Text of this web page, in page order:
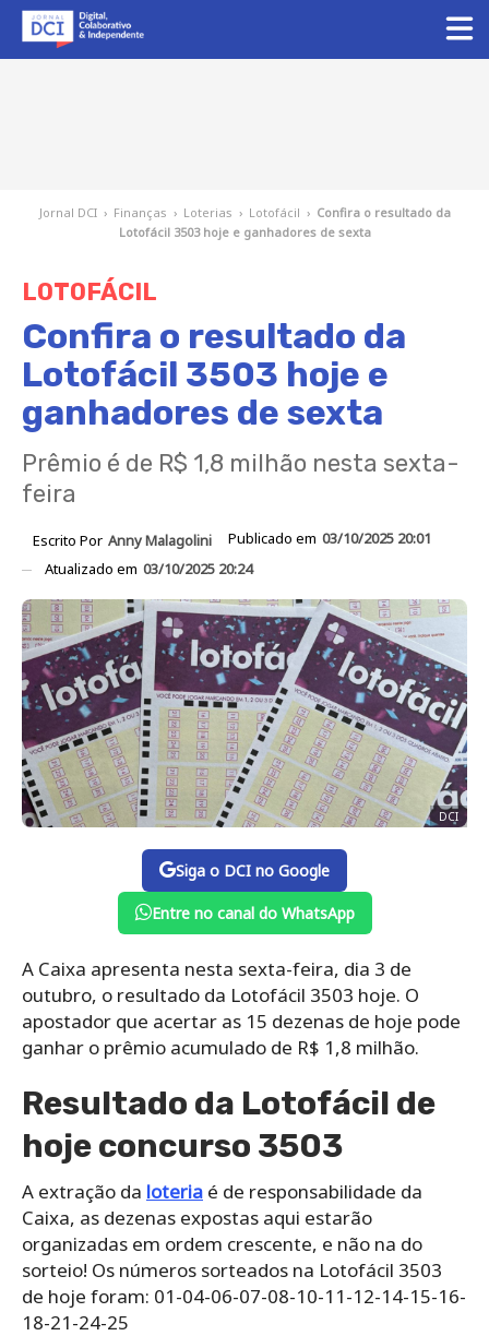
Jornal DCI › Finanças › Loterias › Lotofácil › Confira o resultado da
Lotofácil 3503 hoje e ganhadores de sexta
LOTOFÁCIL
Confira o resultado da
Lotofácil 3503 hoje e
ganhadores de sexta
Prêmio é de R$ 1,8 milhão nesta sexta-
feira
Escrito Por Anny Malagolini Publicado em 03/10/2025 20:01
Atualizado em 03/10/2025 20:24
DCI
Siga o DCI no Google
Entre no canal do WhatsApp
A Caixa apresenta nesta sexta-feira, dia 3 de
outubro, o resultado da Lotofácil 3503 hoje. O
apostador que acertar as 15 dezenas de hoje pode
ganhar o prêmio acumulado de R$ 1,8 milhão.
Resultado da Lotofácil de
hoje concurso 3503
A extração da loteria é de responsabilidade da
Caixa, as dezenas expostas aqui estarão
organizadas em ordem crescente, e não na do
sorteio! Os números sorteados na Lotofácil 3503
de hoje foram: 01-04-06-07-08-10-11-12-14-15-16-
18-21-24-25